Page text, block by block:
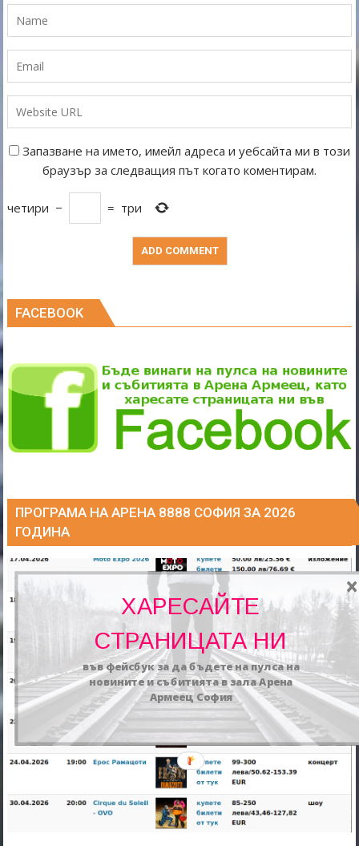
Запазване на името, имейл адреса и уебсайта ми в този
браузър за следващия път когато коментирам.
четири − = три
FACEBOOK
ПРОГРАМА НА АРЕНА 8888 СОФИЯ ЗА 2026
ГОДИНА
ХАРЕСАЙТЕ
СТРАНИЦАТА НИ
във фейсбук за да бъдете на пулса на
новините и събитията в зала Арена
Армеец София